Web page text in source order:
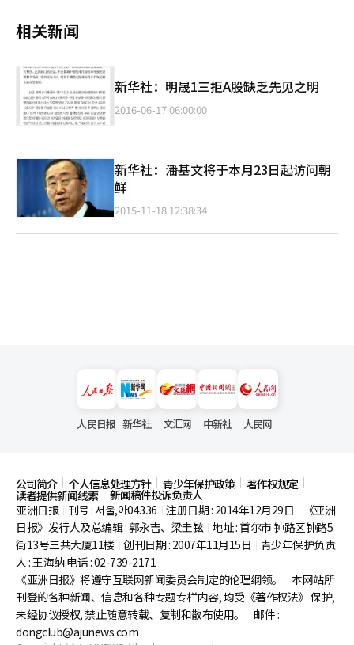
相关新闻
新华社：明晟1三拒A股缺乏先见之明
2016-06-17 06:00:00
新华社：潘基文将于本月23日起访问朝
鲜
2015-11-18 12:38:34
人民日报 新华社 文汇网 中新社 人民网
公司简介 个人信息处理方针 青少年保护政策 著作权规定
读者提供新闻线索
新闻稿件投诉负责人
亚洲日报
刊号 : 서울,아04336 注册日期 : 2014年12月29日
《亚洲
日报》发行人及总编辑 : 郭永吉、梁圭铉 地址 : 首尔市钟路区钟路5
街13号三共大厦11楼 创刊日期 : 2007年11月15日
青少年保护负责
人 : 王海纳 电话 : 02-739-2171
《亚洲日报》将遵守互联网新闻委员会制定的伦理纲领。
本网站所
刊登的各种新闻、信息和各种专题专栏内容, 均受《著作权法》 保护,
未经协议授权, 禁止随意转载、复制和散布使用。
邮件 :
dongclub@ajunews.com